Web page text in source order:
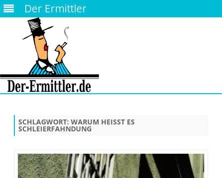
Der Ermittler
SCHLAGWORT: WARUM HEISST ES
SCHLEIERFAHNDUNG